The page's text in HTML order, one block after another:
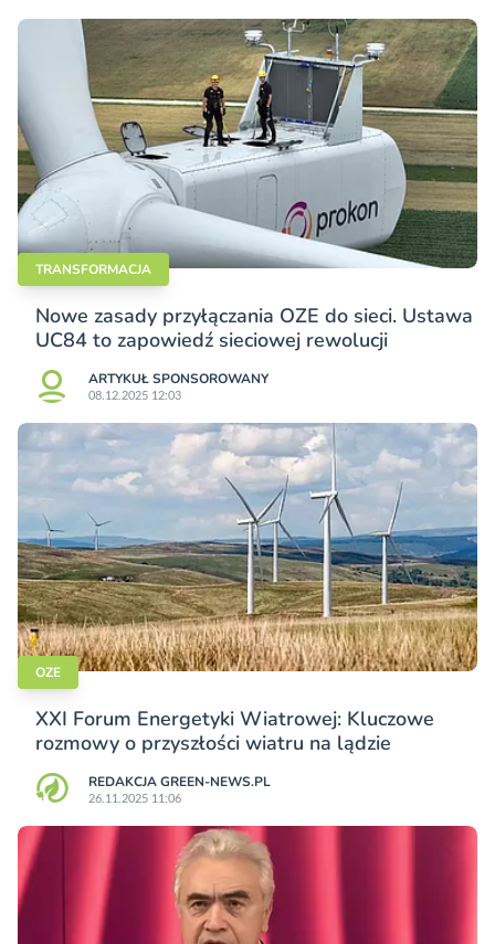
TRANSFORMACJA
Nowe zasady przyłączania OZE do sieci. Ustawa
UC84 to zapowiedź sieciowej rewolucji
ARTYKUŁ SPONSOROWANY
08.12.2025 12:03
OZE
XXI Forum Energetyki Wiatrowej: Kluczowe
rozmowy o przyszłości wiatru na lądzie
REDAKCJA GREEN-NEWS.PL
26.11.2025 11:06